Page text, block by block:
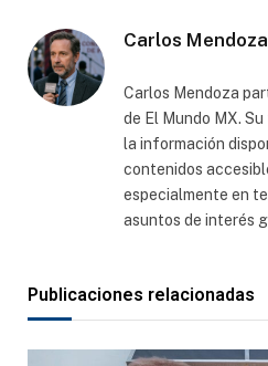
Carlos Mendoza
Carlos Mendoza
de El Mundo MX.
la información
contenidos
especialmente en
asuntos de interés
Publicaciones relacionadas